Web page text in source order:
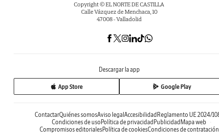
Copyright © EL NORTE DE CASTILLA
Calle Vázquez de Menchaca, 10
47008 - Valladolid
Descargar la app
App Store Google Play
ContactarQuiénes somosAviso legal Accesibilidad Reglamento UE 2024/
Condiciones de uso Política de privacidad Publicidad Mapa web
Compromisos editorialesPolítica de cookiesCondiciones de contratación